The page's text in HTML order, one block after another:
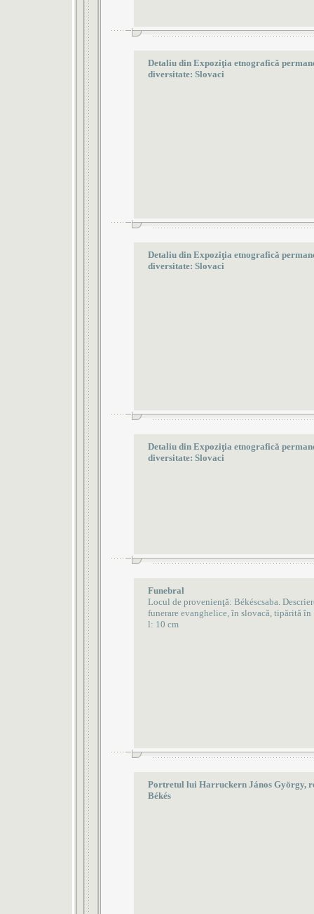
Detaliu din Expoziţia etnografică
diversitate: Slovaci
Detaliu din Expoziţia etnografică
diversitate: Slovaci
Detaliu din Expoziţia etnografică
diversitate: Slovaci
Funebral
Locul de provenienţă: Békéscsaba.
funerare evanghelice, în slovacă, tipărită
l: 10 cm
Portretul lui Harruckern János György,
Békés